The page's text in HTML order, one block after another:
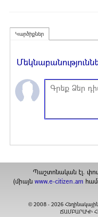
Կարծիքներ
Պաշտոնական էլ.
(միայն www.e-citizen.am
© 2008 -2026
ՃԱՄԲԱՐԱԿԻ